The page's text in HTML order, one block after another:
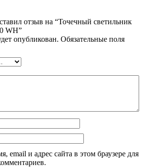
отзыв на “Точечный светильник
WH”
опубликован. Обязательные поля
email и адрес сайта в этом браузере для